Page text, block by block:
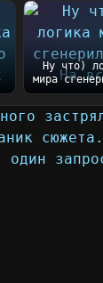
Ну что)
мира
На всю
ушло